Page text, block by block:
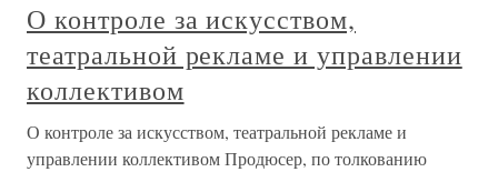
О контроле за искусством,
театральной рекламе и управлении
коллективом
О контроле за искусством, театральной рекламе и
управлении коллективом Продюсер, по толкованию